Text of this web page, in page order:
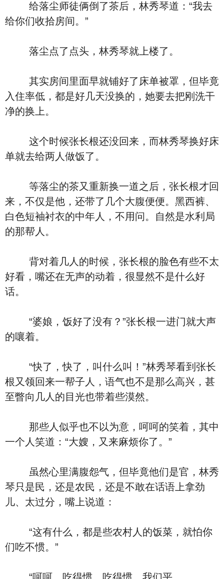
给落尘师徒俩倒了茶后，林秀琴道：“我去
给你们收拾房间。”
落尘点了点头，林秀琴就上楼了。
其实房间里面早就铺好了床单被罩，但毕竟
入住率低，都是好几天没换的，她要去把刚洗干
净的换上。
这个时候张长根还没回来，而林秀琴换好床
单就去给两人做饭了。
等落尘的茶又重新换一道之后，张长根才回
来，不仅是他，还带了几个大腹便便。黑西裤、
白色短袖衬衣的中年人，不用问。自然是水利局
的那帮人。
背对着几人的时候，张长根的脸色有些不太
好看，嘴还在无声的动着，很显然不是什么好
话。
“婆娘，饭好了没有？”张长根一进门就大声
的嚷着。
“快了，快了，叫什么叫！”林秀琴看到张长
根又领回来一帮子人，语气也不是那么高兴，甚
至瞥向几人的目光也带着些漠然。
那些人似乎也不以为意，呵呵的笑着，其中
一个人笑道：“大嫂，又来麻烦你了。”
虽然心里满腹怨气，但毕竟他们是官，林秀
琴只是民，还是农民，还是不敢在话语上拿劲
儿、太过分，嘴上说道：
“这有什么，都是些农村人的饭菜，就怕你
们吃不惯。”